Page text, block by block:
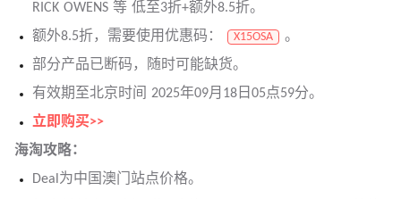
RICK OWENS 等 低至3折+额外8.5折。
额外8.5折，需要使用优惠码：
X15OSA
。
部分产品已断码，随时可能缺货。
有效期至北京时间 2025年09月18日05点59分。
立即购买>>
海淘攻略：
Deal为中国澳门站点价格。